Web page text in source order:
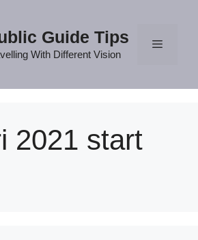
Guide Tips
With Different Vision
2021 start